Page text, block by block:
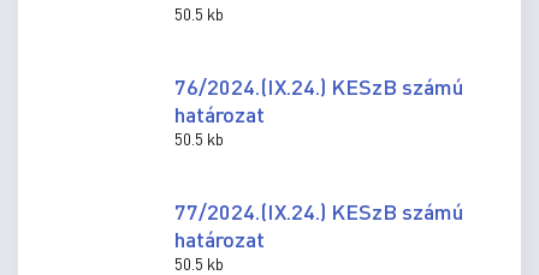
50.5 kb
76/2024.(IX.24.) KESzB számú
határozat
50.5 kb
77/2024.(IX.24.) KESzB számú
határozat
50.5 kb